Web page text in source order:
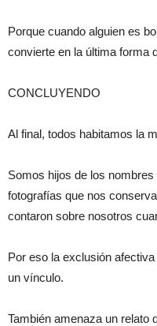
Porque cuando alguien es
convierte en la última forma
CONCLUYENDO
Al final, todos habitamos la
Somos hijos de los
fotografías que nos
contaron sobre nosotros
Por eso la exclusión
un vínculo.
También amenaza un relato